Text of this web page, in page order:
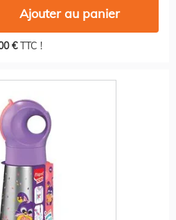
Ajouter au panier
€TTC !